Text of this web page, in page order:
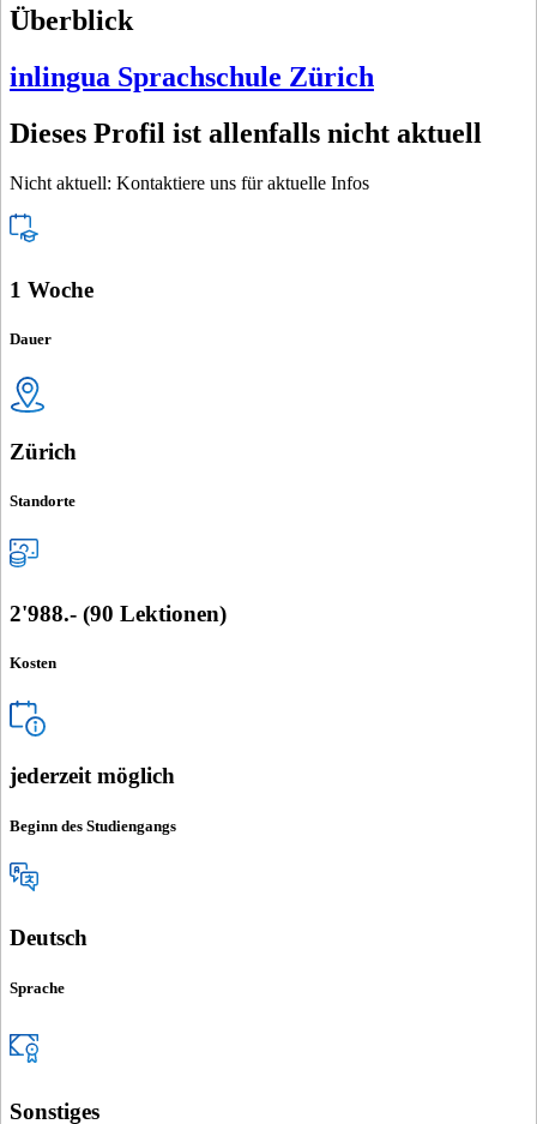
Überblick
inlingua Sprachschule Zürich
Dieses Profil ist allenfalls nicht aktuell
Nicht aktuell: Kontaktiere uns für aktuelle Infos
1 Woche
Dauer
Zürich
Standorte
2'988.- (90 Lektionen)
Kosten
jederzeit möglich
Beginn des Studiengangs
Deutsch
Sprache
Sonstiges